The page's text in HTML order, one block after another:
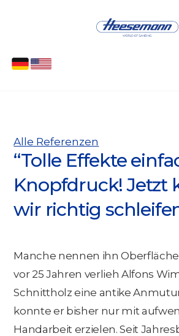
Alle Referenzen
“Tolle Effekte
Knopfdruck! Jetzt
wir richtig
Manche nennen ihn
vor 25 Jahren verlieh Alfons
Schnittholz eine antike
konnte er bisher nur mit
Handarbeit erzielen. Seit